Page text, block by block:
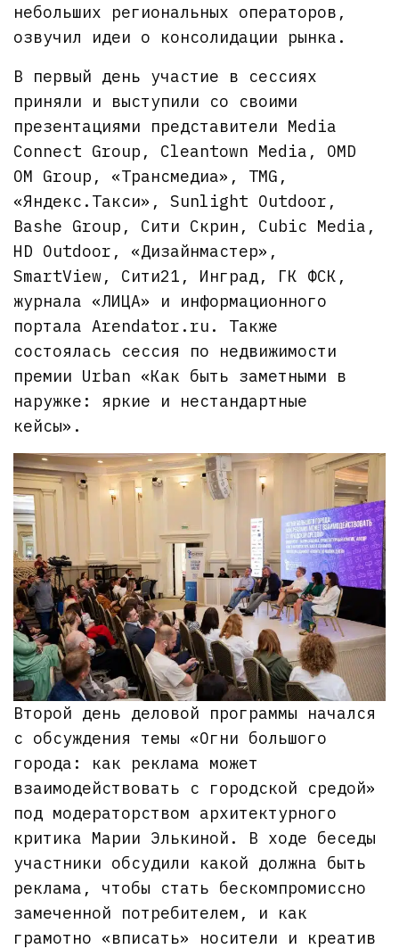
небольших региональных операторов,
озвучил идеи о консолидации рынка.
В первый день участие в сессиях
приняли и выступили со своими
презентациями представители Media
Connect Group, Cleantown Media, OMD
OM Group, «Трансмедиа», TMG,
«Яндекс.Такси», Sunlight Outdoor,
Bashe Group, Сити Скрин, Cubic Media,
HD Outdoor, «Дизайнмастер»,
SmartView, Сити21, Инград, ГК ФСК,
журнала «ЛИЦА» и информационного
портала Arendator.ru. Также
состоялась сессия по недвижимости
премии Urban «Как быть заметными в
наружке: яркие и нестандартные
кейсы».
Второй день деловой программы начался
с обсуждения темы «Огни большого
города: как реклама может
взаимодействовать с городской средой»
под модераторством архитектурного
критика Марии Элькиной. В ходе беседы
участники обсудили какой должна быть
реклама, чтобы стать бескомпромиссно
замеченной потребителем, и как
грамотно «вписать» носители и креатив